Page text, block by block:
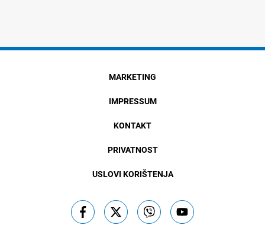
MARKETING
IMPRESSUM
KONTAKT
PRIVATNOST
USLOVI KORIŠTENJA